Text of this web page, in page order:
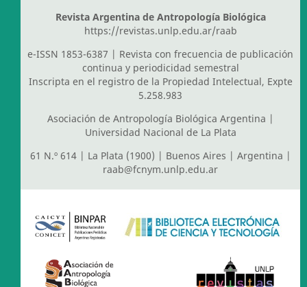
Revista Argentina de Antropología Biológica
https://revistas.unlp.edu.ar/raab
e-ISSN 1853-6387 | Revista con frecuencia de publicación
continua y periodicidad semestral
Inscripta en el registro de la Propiedad Intelectual, Expte
5.258.983
Asociación de Antropología Biológica Argentina |
Universidad Nacional de La Plata
61 N.º 614 | La Plata (1900) | Buenos Aires | Argentina |
raab@fcnym.unlp.edu.ar